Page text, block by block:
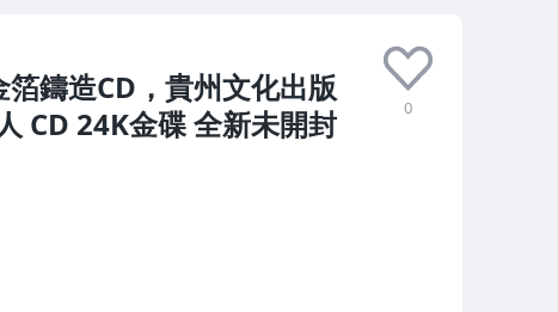
鑄造CD，貴州文化出版
CD 24K金碟 全新未開封
0